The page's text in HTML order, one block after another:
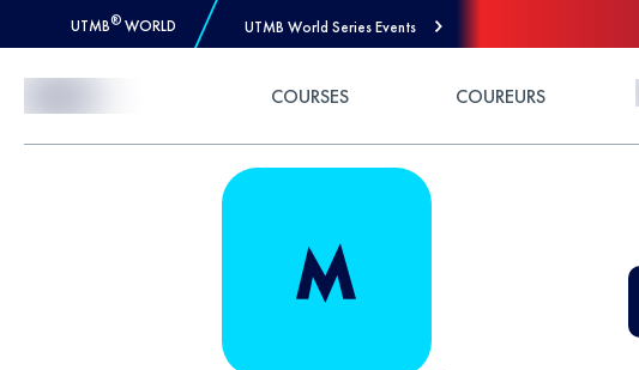
UTMB® WORLD UTMB World Series Events
COURSES COUREURS